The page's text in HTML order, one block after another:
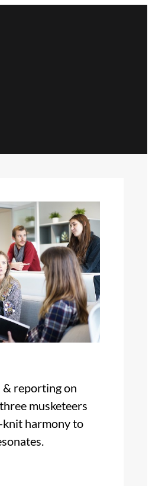
& reporting on
musketeers
harmony to